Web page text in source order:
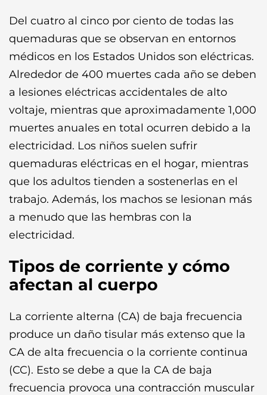
Del cuatro al cinco por ciento de todas las
quemaduras que se observan en entornos
médicos en los Estados Unidos son eléctricas.
Alrededor de 400 muertes cada año se deben
a lesiones eléctricas accidentales de alto
voltaje, mientras que aproximadamente 1,000
muertes anuales en total ocurren debido a la
electricidad. Los niños suelen sufrir
quemaduras eléctricas en el hogar, mientras
que los adultos tienden a sostenerlas en el
trabajo. Además, los machos se lesionan más
a menudo que las hembras con la
electricidad.
Tipos de corriente y cómo
afectan al cuerpo
La corriente alterna (CA) de baja frecuencia
produce un daño tisular más extenso que la
CA de alta frecuencia o la corriente continua
(CC). Esto se debe a que la CA de baja
frecuencia provoca una contracción muscular